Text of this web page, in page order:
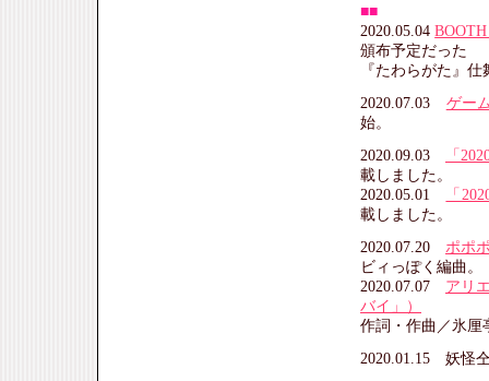
■■
2020.05.04
頒布予定だった
『たわらがた』
2020.07.03 ゲー
始。
2020.09.03
「
載しました。
2020.05.01
「
載しました。
2020.07.20 ポポ
ビィっぽく編曲。
2020.07.07 アリ
バイ」）
作詞・作曲／氷
2020.01.15 妖